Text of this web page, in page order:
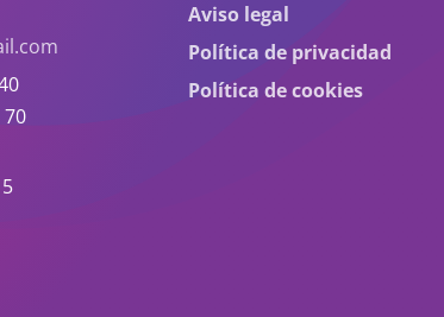
70
Aviso legal
Política de privacidad
Política de cookies